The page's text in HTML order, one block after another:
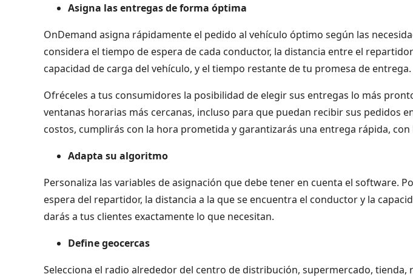
Asigna las entregas de forma óptima
OnDemand asigna rápidamente el pedido al vehículo óptimo según las
considera el tiempo de espera de cada conductor, la distancia entre el
capacidad de carga del vehículo, y el tiempo restante de tu promesa de entrega.
Ofréceles a tus consumidores la posibilidad de elegir sus entregas lo más
ventanas horarias más cercanas, incluso para que puedan recibir sus pedidos
costos, cumplirás con la hora prometida y garantizarás una entrega rápida, con
Adapta su algoritmo
Personaliza las variables de asignación que debe tener en cuenta el software.
espera del repartidor, la distancia a la que se encuentra el conductor y la
darás a tus clientes exactamente lo que necesitan.
Define geocercas
Selecciona el radio alrededor del centro de distribución, supermercado,